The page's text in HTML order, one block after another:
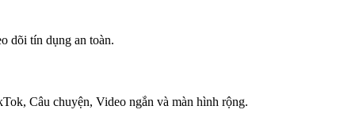
dõi tín dụng an toàn.
Câu chuyện, Video ngắn và màn hình rộng.